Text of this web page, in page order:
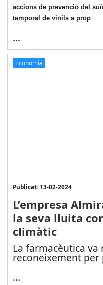
accions de prevenció del
temporal de vinils a prop
...
Economia
Publicat: 13-02-2024
L’empresa
la seva lluita
climàtic
La farmacèutica va
reconeixement per
...